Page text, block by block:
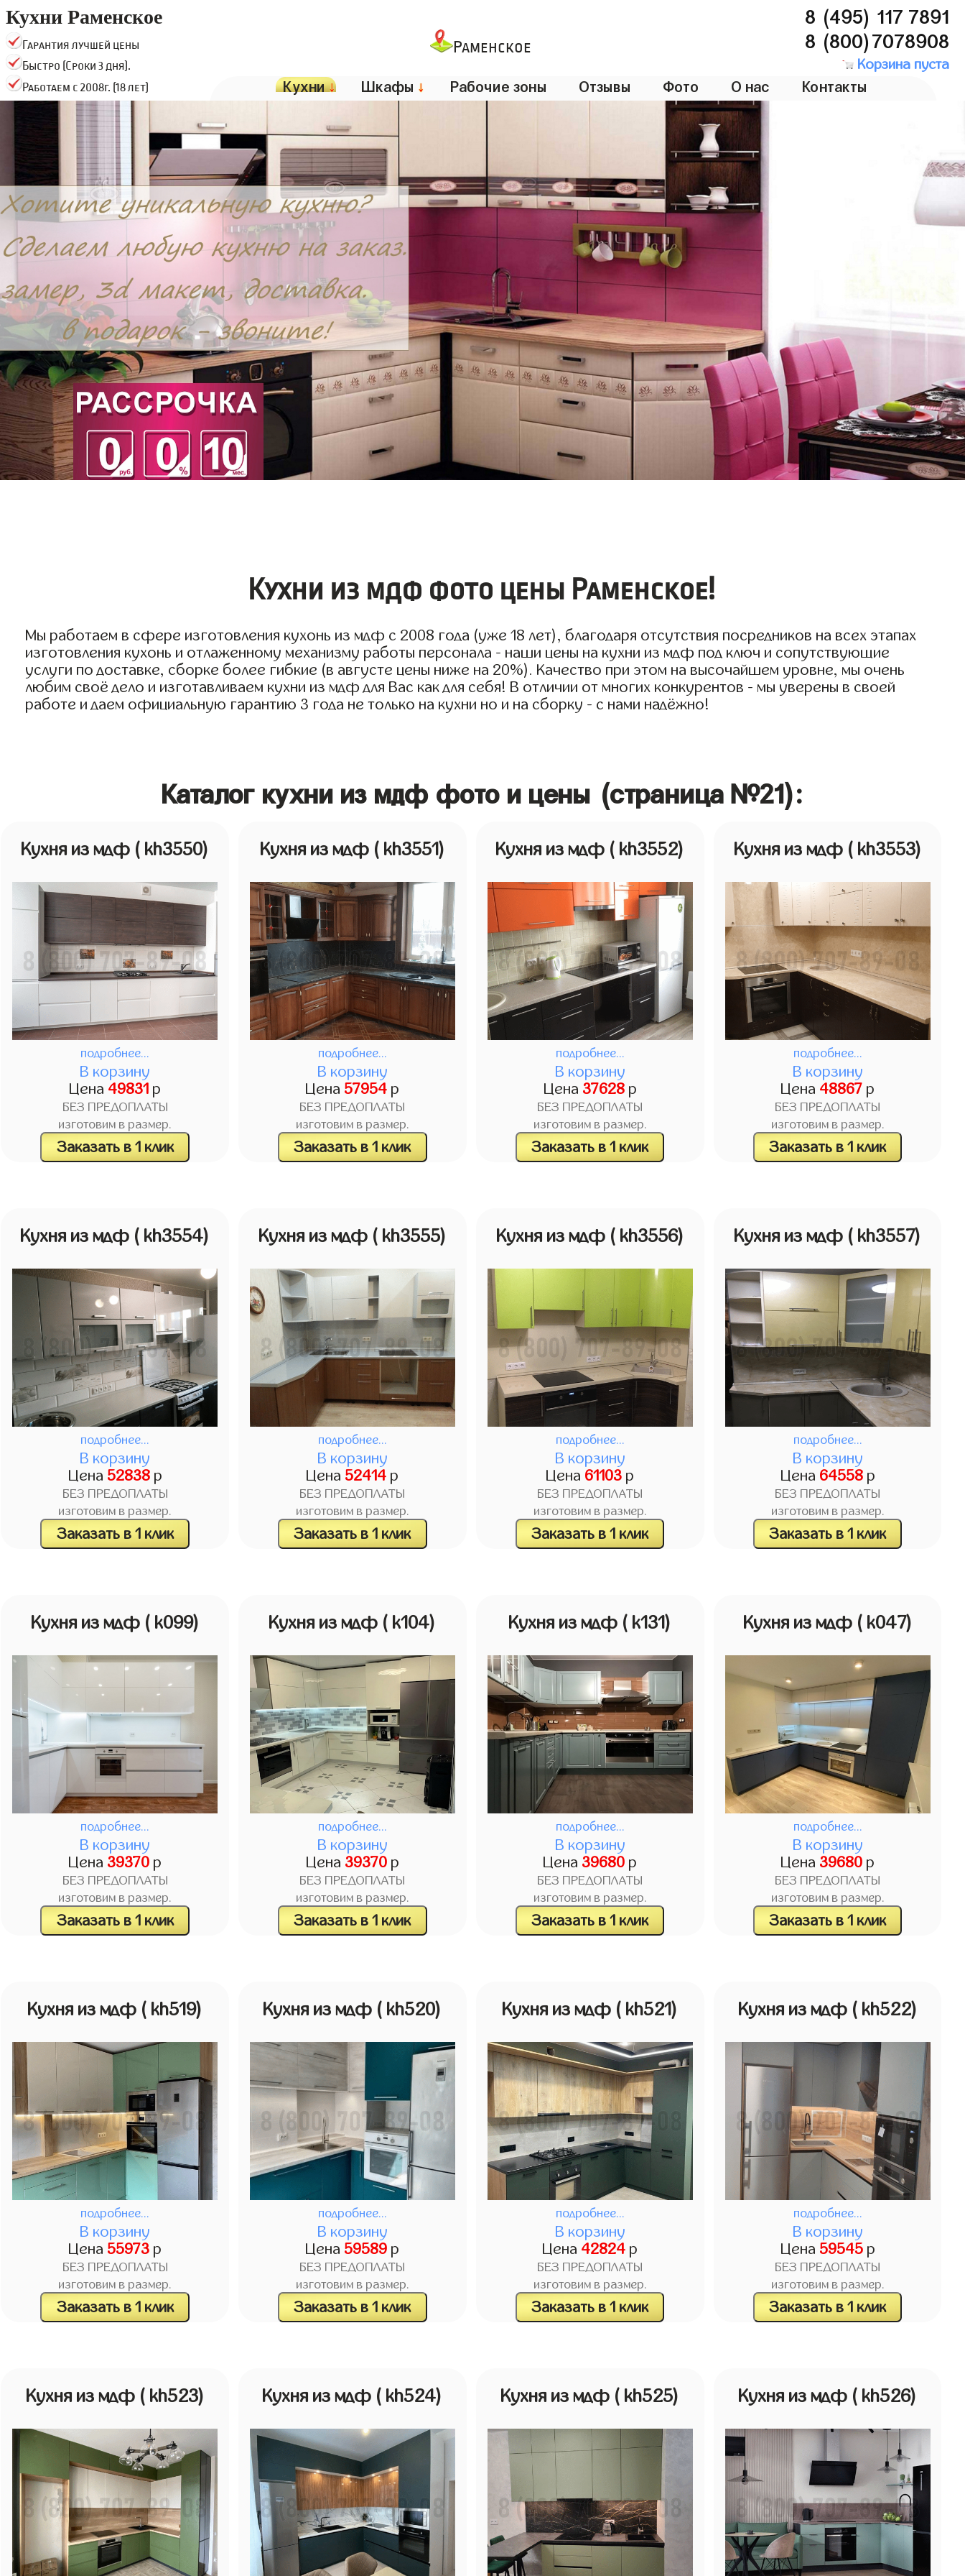
Кухни Раменское
Гарантия лучшей цены
Быстро (Сроки 3 дня).
Работаем с 2008г. (18 лет)
Раменское
8 (495) 117 7891
8 (800)7078908
Корзина пуста
Кухни↓ Шкафы ↓ Рабочие зоны Отзывы Фото О нас Контакты
Кухни из мдф фото цены Раменское!
Мы работаем в сфере изготовления кухонь из мдф с 2008 года (уже 18 лет), благодаря отсутствия посредников на всех этапах
изготовления кухонь и отлаженному механизму работы персонала - наши цены на кухни из мдф под ключ и сопутствующие
услуги по доставке, сборке более гибкие (в августе цены ниже на 20%). Качество при этом на высочайшем уровне, мы очень
любим своё дело и изготавливаем кухни из мдф для Вас как для себя! В отличии от многих конкурентов - мы уверены в своей
работе и даем официальную гарантию 3 года не только на кухни но и на сборку - с нами надёжно!
Каталог кухни из мдф фото и цены (страница №21):
Кухня из мдф ( kh3550)
подробнее...
В корзину
Цена 49831 р
БЕЗ ПРЕДОПЛАТЫ
изготовим в размер.
Заказать в 1 клик
Кухня из мдф ( kh3551)
подробнее...
В корзину
Цена 57954 р
БЕЗ ПРЕДОПЛАТЫ
изготовим в размер.
Заказать в 1 клик
Кухня из мдф ( kh3552)
подробнее...
В корзину
Цена 37628р
БЕЗ ПРЕДОПЛАТЫ
изготовим в размер.
Заказать в 1 клик
Кухня из мдф ( kh3553)
подробнее...
В корзину
Цена 48867 р
БЕЗ ПРЕДОПЛАТЫ
изготовим в размер.
Заказать в 1 клик
Кухня из мдф ( kh3554)
подробнее...
В корзину
Цена 52838р
БЕЗ ПРЕДОПЛАТЫ
изготовим в размер.
Заказать в 1 клик
Кухня из мдф ( kh3555)
подробнее...
В корзину
Цена 52414 р
БЕЗ ПРЕДОПЛАТЫ
изготовим в размер.
Заказать в 1 клик
Кухня из мдф ( kh3556)
подробнее...
В корзину
Цена 61103 р
БЕЗ ПРЕДОПЛАТЫ
изготовим в размер.
Заказать в 1 клик
Кухня из мдф ( kh3557)
подробнее...
В корзину
Цена 64558р
БЕЗ ПРЕДОПЛАТЫ
изготовим в размер.
Заказать в 1 клик
Кухня из мдф ( k099)
подробнее...
В корзину
Цена 39370 р
БЕЗ ПРЕДОПЛАТЫ
изготовим в размер.
Заказать в 1 клик
Кухня из мдф ( k104)
подробнее...
В корзину
Цена 39370р
БЕЗ ПРЕДОПЛАТЫ
изготовим в размер.
Заказать в 1 клик
Кухня из мдф ( k131)
подробнее...
В корзину
Цена 39680 р
БЕЗ ПРЕДОПЛАТЫ
изготовим в размер.
Заказать в 1 клик
Кухня из мдф ( k047)
подробнее...
В корзину
Цена 39680 р
БЕЗ ПРЕДОПЛАТЫ
изготовим в размер.
Заказать в 1 клик
Кухня из мдф ( kh519)
подробнее...
В корзину
Цена 55973 р
БЕЗ ПРЕДОПЛАТЫ
изготовим в размер.
Заказать в 1 клик
Кухня из мдф ( kh520)
подробнее...
В корзину
Цена 59589 р
БЕЗ ПРЕДОПЛАТЫ
изготовим в размер.
Заказать в 1 клик
Кухня из мдф ( kh521)
подробнее...
В корзину
Цена 42824 р
БЕЗ ПРЕДОПЛАТЫ
изготовим в размер.
Заказать в 1 клик
Кухня из мдф ( kh522)
подробнее...
В корзину
Цена 59545р
БЕЗ ПРЕДОПЛАТЫ
изготовим в размер.
Заказать в 1 клик
Кухня из мдф ( kh523) Кухня из мдф ( kh524) Кухня из мдф ( kh525) Кухня из мдф ( kh526)